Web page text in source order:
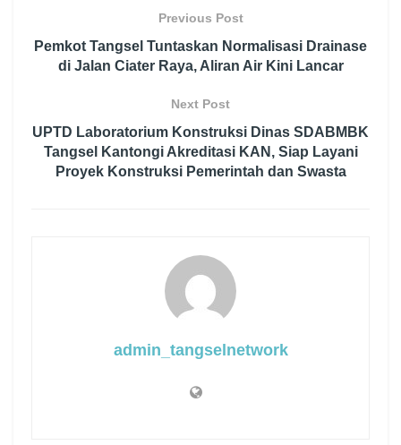
Previous Post
Pemkot Tangsel Tuntaskan Normalisasi Drainase
di Jalan Ciater Raya, Aliran Air Kini Lancar
Next Post
UPTD Laboratorium Konstruksi Dinas SDABMBK
Tangsel Kantongi Akreditasi KAN, Siap Layani
Proyek Konstruksi Pemerintah dan Swasta
admin_tangselnetwork